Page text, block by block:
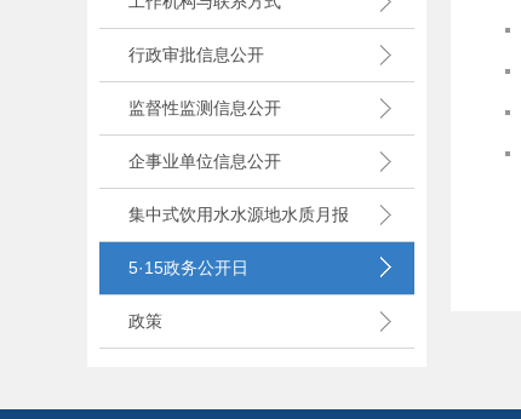
行政审批信息公开
监督性监测信息公开
企事业单位信息公开
集中式饮用水水源地水质月报
5·15政务公开日
政策